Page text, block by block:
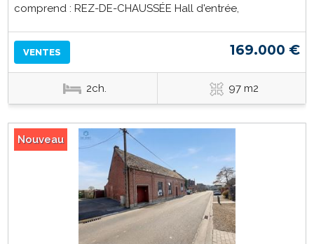
comprend : REZ-DE-CHAUSSÉE Hall d'entrée,
VENTES 169.000 €
2ch. 97 m2
Nouveau